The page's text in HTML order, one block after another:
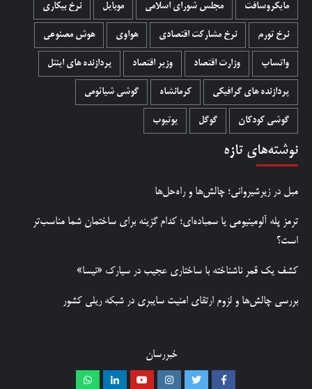
مایکروسافت مجلس شورای اسلامی موبایل نرخ بیکاری
نرخ تورم نرخ مشارکت اقتصادی هواوی هوش مصنوعی
واتساپ وزارت اقتصاد وزیر اقتصاد پردازنده های اینتل
پردازنده های گرافیکی کرمانشاه گوشی شیائومی
گوشی کودکان گوگل یوتیوب
نوشته‌های تازه
مبل در زیرشیروانی؛ چالش‌ها و راه‌حل‌ها
ترمز پله آلومینیومی یا سمباده‌ای؛ کدام گزینه برای ساختمان شما مناسب‌تر
است؟
کشف یک قمر ناشناخته با ساختاری عجیب در سیارک «نیسا»
بررسی چالش‌ها و لزوم ارتقای امنیت سایبری در شبکه ریلی کشور
خبررسان